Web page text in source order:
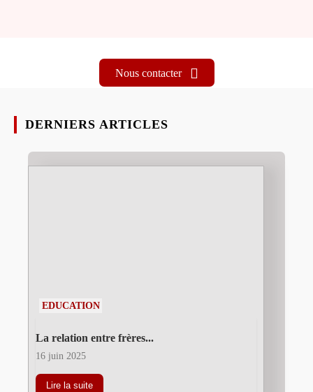
Nous contacter
DERNIERS ARTICLES
EDUCATION
La relation entre frères...
16 juin 2025
Lire la suite